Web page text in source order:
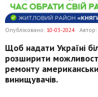
Опубліковано: 10-03-2024 Автор:
Щоб надати Україні
розширити
ремонту
винищувачів.